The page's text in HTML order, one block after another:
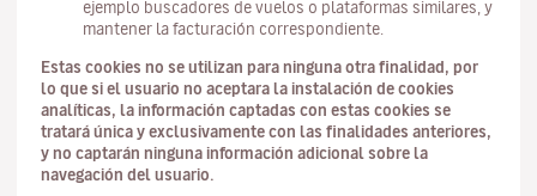
ejemplo buscadores de vuelos o plataformas similares, y
mantener la facturación correspondiente.
Estas cookies no se utilizan para ninguna otra finalidad, por
lo que si el usuario no aceptara la instalación de cookies
analíticas, la información captadas con estas cookies se
tratará única y exclusivamente con las finalidades anteriores,
y no captarán ninguna información adicional sobre la
navegación del usuario.